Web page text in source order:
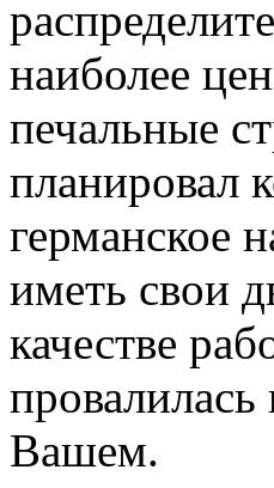
наиболее
печальные
планировал
германское
иметь свои
качестве
Вашем.